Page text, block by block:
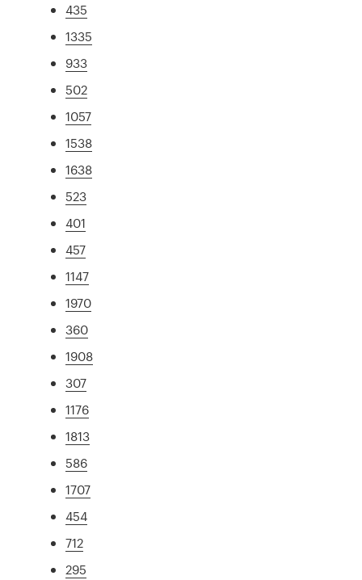
435
1335
933
502
1057
1538
1638
523
401
457
1147
1970
360
1908
307
1176
1813
586
1707
454
712
295